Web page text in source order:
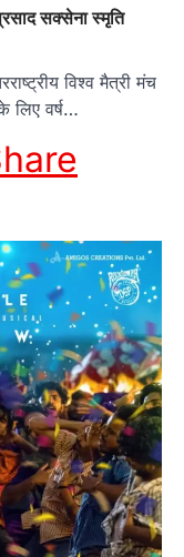
सक्सेना स्मृति
विश्व मैत्री मंच
लिए वर्ष…